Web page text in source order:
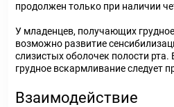
продолжен только при наличии
У младенцев, получающих
возможно развитие
слизистых оболочек полости
грудное вскармливание следует
Взаимодействие